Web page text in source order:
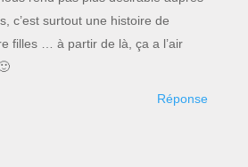
c’est surtout une histoire de
filles … à partir de là, ça a l’air
Réponse